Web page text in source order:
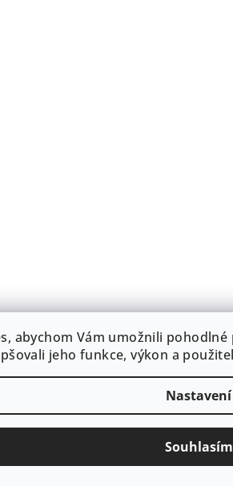
abychom Vám umožnili
jeho funkce, výkon a
Nastavení
Souhlasím
10% Na první nákup
nad 1000?